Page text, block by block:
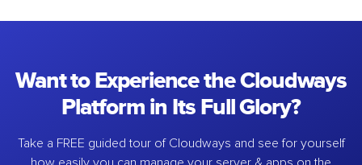
Want to Experience the Cloudways
Platform in Its Full Glory?
Take a FREE guided tour of Cloudways and see for yourself